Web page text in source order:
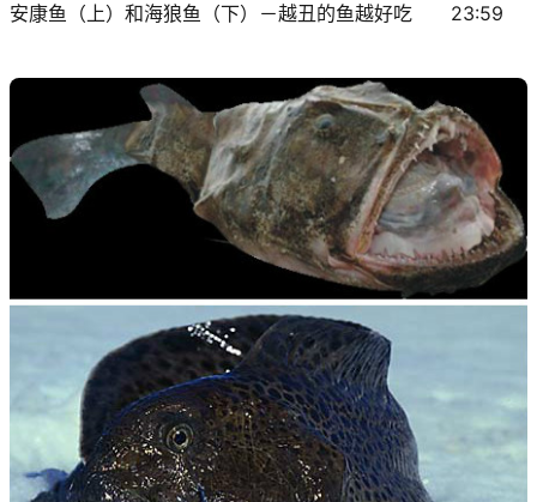
安康鱼（上）和海狼鱼（下）－越丑的鱼越好吃 23:59